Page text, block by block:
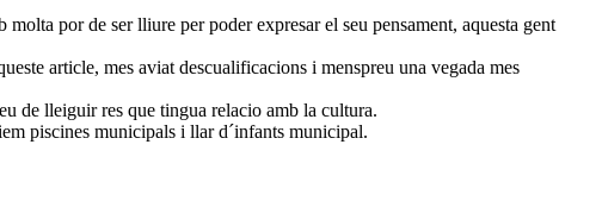
por de ser lliure per poder expresar el seu pensament, aquesta gent
article, mes aviat descualificacions i menspreu una vegada mes
de lleiguir res que tingua relacio amb la cultura.
piscines municipals i llar d´infants municipal.